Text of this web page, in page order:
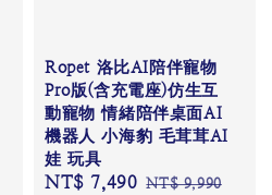
Ropet 洛比AI陪伴寵物
Pro版(含充電座)仿生互
動寵物 情緒陪伴桌面AI
機器人 小海豹 毛茸茸AI
娃 玩具
Sale
NT$ 7,490 Regular
NT$ 9,990